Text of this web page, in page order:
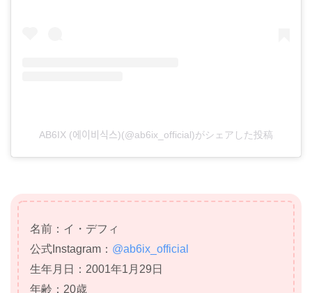
AB6IX (에이비식스)(@ab6ix_official)がシェアした投稿
名前：イ・デフィ
公式Instagram： @ab6ix_official
生年月日：2001年1月29日
年齢：20歳